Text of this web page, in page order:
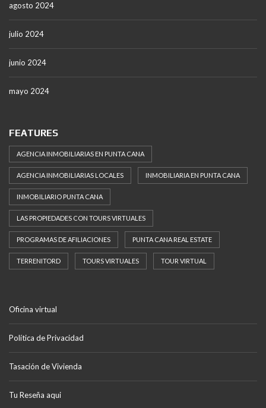
agosto 2024
julio 2024
junio 2024
mayo 2024
FEATURES
AGENCIA INMOBILIARIAS EN PUNTA CANA
AGENCIA INMOBILIARIAS LOCALES INMOBILIARIA EN PUNTA CANA
INMOBILIARIO PUNTA CANA
LAS PROPIEDADES CON TOURS VIRTUALES
PROGRAMAS DE AFILIACIONES PUNTA CANA REAL ESTATE
TERRENITORD TOURS VIRTUALES TOUR VIRTUAL
Oficina virtual
Política de Privacidad
Tasación de Vivienda
Tu Reseña aqui